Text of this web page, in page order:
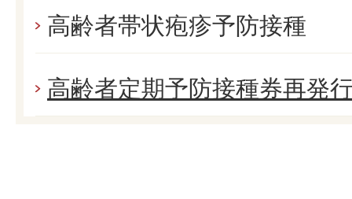
高齢者帯状疱疹予防接種
高齢者定期予防接種券再発